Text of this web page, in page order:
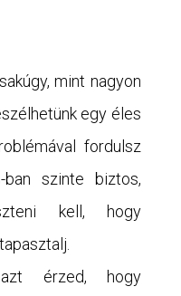
mint nagyon
egy éles
fordulsz
ban szinte biztos,
kell, hogy
érzed, hogy